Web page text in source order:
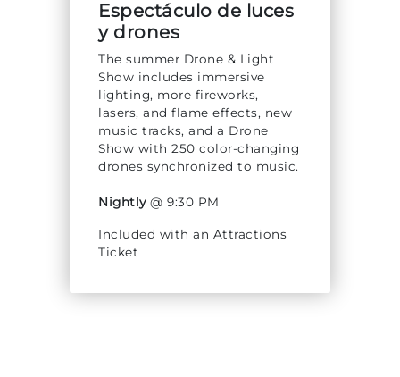
Festivales y eventos
Adventure Outpost
Espectáculo de luces
y drones
The summer Drone & Light
Show includes immersive
lighting, more fireworks,
lasers, and flame effects, new
music tracks, and a Drone
Show with 250 color-changing
drones synchronized to music.
Nightly@ 9:30 PM
Included with an Attractions
Ticket